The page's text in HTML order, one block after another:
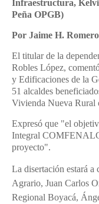
Infraestructura,
Peña OPGB)
Por Jaime H.
El titular de la
Robles López,
y Edificaciones de la
51 alcaldes
Vivienda Nueva Rural
Expresó que "el
Integral
proyecto".
La disertación estará
Agrario, Juan Carlos
Regional Boyacá,